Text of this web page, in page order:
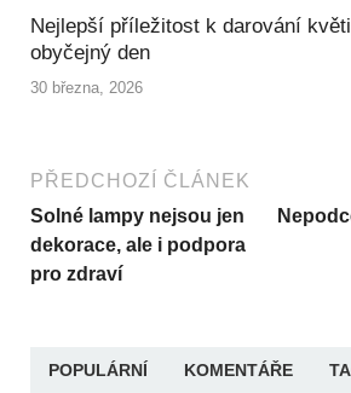
Nejlepší příležitost k darování
obyčejný den
30 března, 2026
PŘEDCHOZÍ ČLÁNEK
Solné lampy nejsou jen
dekorace, ale i podpora
pro zdraví
POPULÁRNÍ KOMENTÁŘE